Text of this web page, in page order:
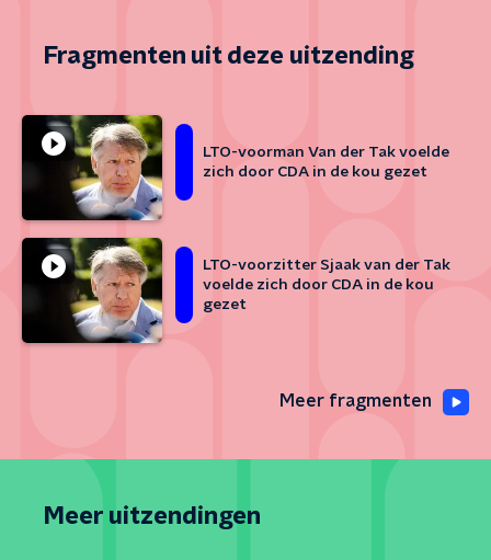
Fragmenten uit deze uitzending
LTO-voorman Van der Tak voelde
zich door CDA in de kou gezet
LTO-voorzitter Sjaak van der Tak
voelde zich door CDA in de kou
gezet
Meer fragmenten
Meer uitzendingen